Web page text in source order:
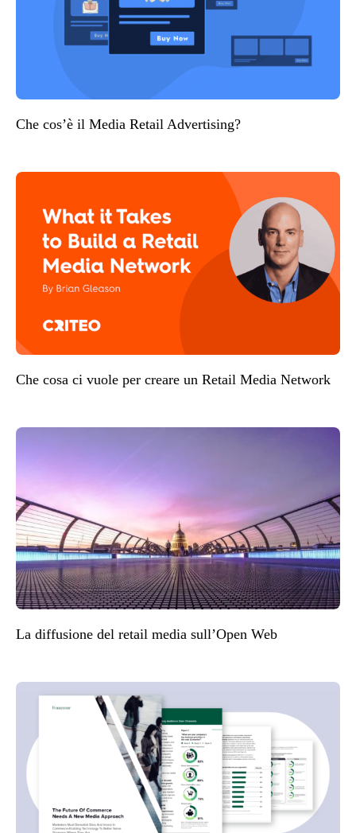
Che cos’è il Media Retail Advertising?
Che cosa ci vuole per creare un Retail Media Network
La diffusione del retail media sull’Open Web